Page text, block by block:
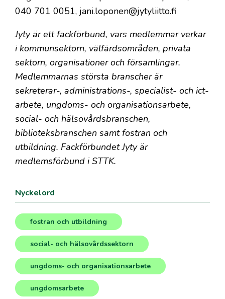
040 701 0051, jani.loponen@jytyliitto.fi
Jyty är ett fackförbund, vars medlemmar verkar
i kommunsektorn, välfärdsområden, privata
sektorn, organisationer och församlingar.
Medlemmarnas största branscher är
sekreterar-, administrations-, specialist- och ict-
arbete, ungdoms- och organisationsarbete,
social- och hälsovårdsbranschen,
biblioteksbranschen samt fostran och
utbildning. Fackförbundet Jyty är
medlemsförbund i STTK.
Nyckelord
fostran och utbildning
, social- och hälsovårdssektorn
, ungdoms- och organisationsarbete
, ungdomsarbete